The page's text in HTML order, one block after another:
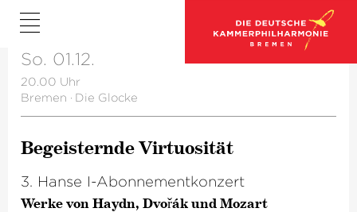
So. 01.12.
20.00 Uhr
Bremen · Die Glocke
Begeisternde Virtuosität
3. Hanse I-Abonnementkonzert
Werke von Haydn, Dvořák und Mozart